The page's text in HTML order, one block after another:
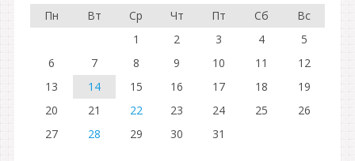
Пн
Вт Ср Чт Пт Сб
Вс
1
2 3 4
5
6
7 8 9 10 11
12
13
14 15 16 17 18
19
20
21 22 23 24 25
26
27
28 29 30 31